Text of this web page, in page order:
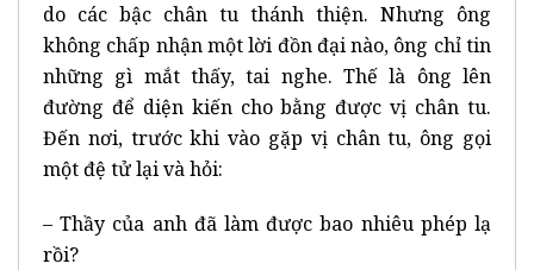
do các bậc chân tu thánh thiện. Nhưng ông
không chấp nhận một lời đồn đại nào, ông chỉ tin
những gì mắt thấy, tai nghe. Thế là ông lên
đường để diện kiến cho bằng được vị chân tu.
Đến nơi, trước khi vào gặp vị chân tu, ông gọi
một đệ tử lại và hỏi:
– Thầy của anh đã làm được bao nhiêu phép lạ
rồi?